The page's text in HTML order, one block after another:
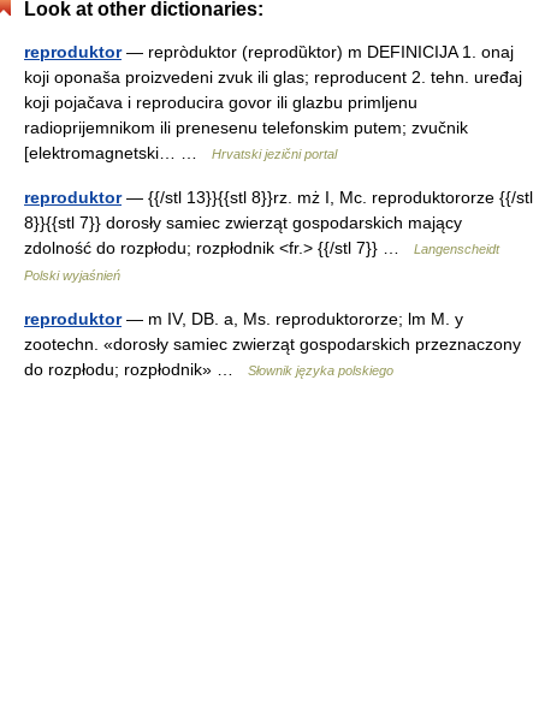
Look at other dictionaries:
reproduktor— repròduktor (reprodȕktor) m DEFINICIJA 1. onaj
koji oponaša proizvedeni zvuk ili glas; reproducent 2. tehn. uređaj
koji pojačava i reproducira govor ili glazbu primljenu
radioprijemnikom ili prenesenu telefonskim putem; zvučnik
[elektromagnetski… …
Hrvatski jezični portal
reproduktor— {{/stl 13}}{{stl 8}}rz. mż I, Mc. reproduktororze {{/stl
8}}{{stl 7}} dorosły samiec zwierząt gospodarskich mający
zdolność do rozpłodu; rozpłodnik <fr.> {{/stl 7}} …
Langenscheidt
Polski wyjaśnień
reproduktor— m IV, DB. a, Ms. reproduktororze; lm M. y
zootechn. «dorosły samiec zwierząt gospodarskich przeznaczony
do rozpłodu; rozpłodnik» …
Słownik języka polskiego